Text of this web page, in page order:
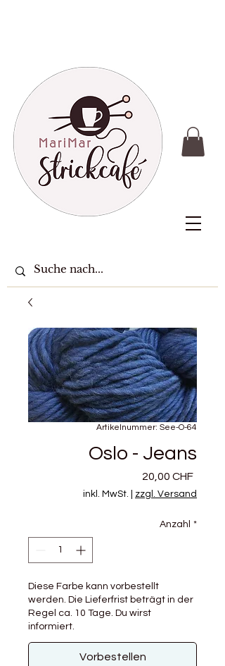
Artikelnummer: See-O-64
Oslo - Jeans
20,00 CHFPreis
inkl. MwSt. zzgl. Versand
Anzahl *
Diese Farbe kann vorbestellt
werden. Die Lieferfrist beträgt in der
Regel ca. 10 Tage. Du wirst
informiert.
Vorbestellen